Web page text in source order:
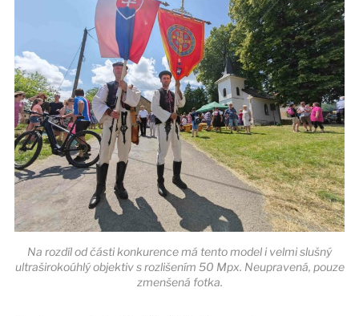
Na rozdíl od části konkurence má tento model i velmi slušný
ultraširokoúhlý objektiv s rozlišením 50 Mpx. Neupravená, pouze
zmenšená fotka.